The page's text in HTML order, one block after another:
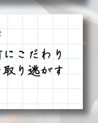
こだわり
り逃がす